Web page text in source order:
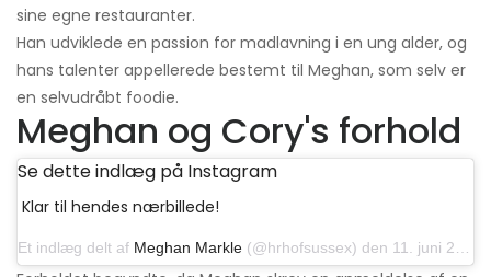
sine egne restauranter.
Han udviklede en passion for madlavning i en ung alder, og
hans talenter appellerede bestemt til Meghan, som selv er
en selvudråbt foodie.
Meghan og Cory's forhold
Se dette indlæg på Instagram
Klar til hendes nærbillede!
Et indlæg delt af Meghan Markle (@hrhofsussex) den 11. juni 2019 kl. 17.48 PDT